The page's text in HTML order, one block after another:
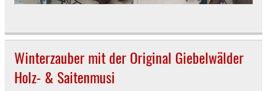
Winterzauber mit der Original Giebelwälder
Holz- & Saitenmusi